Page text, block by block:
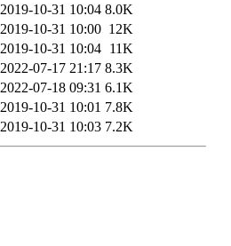
2019-10-31 10:04 8.0K
2019-10-31 10:00 12K
2019-10-31 10:04 11K
2022-07-17 21:17 8.3K
2022-07-18 09:31 6.1K
2019-10-31 10:01 7.8K
2019-10-31 10:03 7.2K